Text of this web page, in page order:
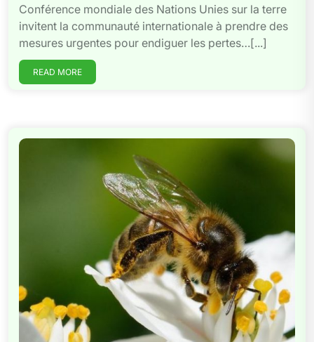
Conférence mondiale des Nations Unies sur la terre
invitent la communauté internationale à prendre des
mesures urgentes pour endiguer les pertes…[...]
READ MORE